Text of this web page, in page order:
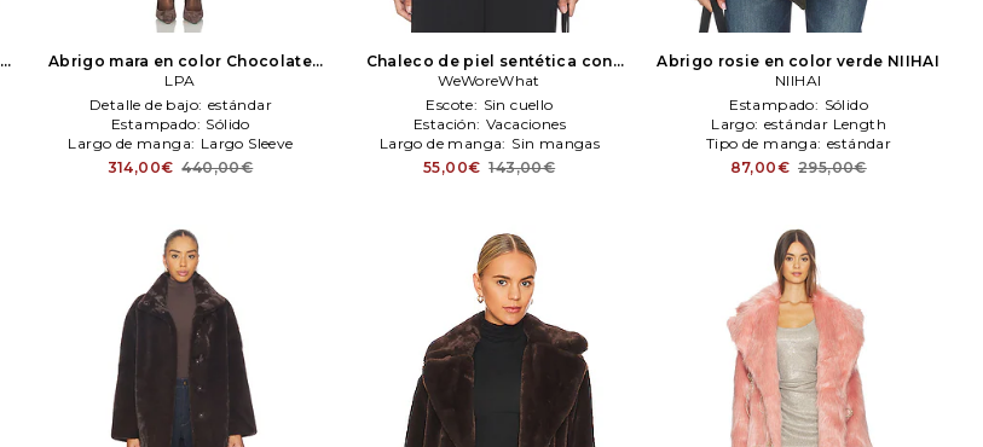
Abrigo mara en color Chocolate
LPA
LPA
Detalle de bajo: estándar
Estampado: Sólido
Largo de manga: Largo Sleeve
314,00€ 440,00€
Chaleco de piel sentética con
cuello alto en color Chocolate
WeWoreWhat
WeWoreWhat
Escote: Sin cuello
Estación: Vacaciones
Largo de manga: Sin mangas
55,00€ 143,00€
Abrigo rosie en color verde NIIHAI
NIIHAI
Estampado: Sólido
Largo: estándar Length
Tipo de manga: estándar
87,00€ 295,00€